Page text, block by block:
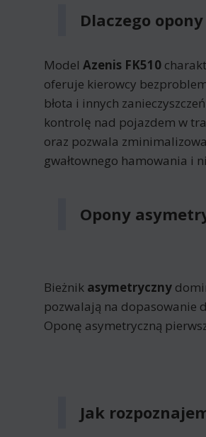
Dlaczego
Model Azenis FK510
oferuje kierowcy
błota i innych
kontrolę nad pojazdem w
oraz pozwala
gwałtownego hamowania i
Opony
Bieżnik asymetryczny
pozwalają na dopasowanie
Oponę asymetryczną
Jak